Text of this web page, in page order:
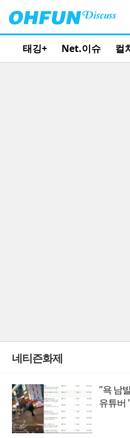
태깅+ Net.이슈 컬
네티즌화제
"욕 남
유튜버